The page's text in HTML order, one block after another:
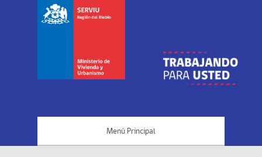
Menú Principal